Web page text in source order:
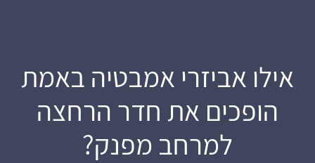
אילו אביזרי אמבטיה באמת
הופכים את חדר הרחצה
למרחב מפנק?